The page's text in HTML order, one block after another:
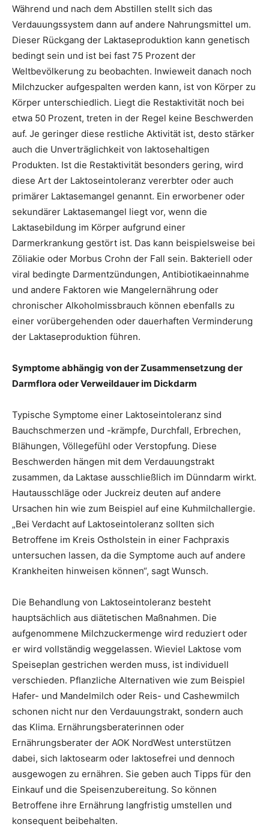
Während und nach dem Abstillen stellt sich das
Verdauungssystem dann auf andere Nahrungsmittel um.
Dieser Rückgang der Laktaseproduktion kann genetisch
bedingt sein und ist bei fast 75 Prozent der
Weltbevölkerung zu beobachten. Inwieweit danach noch
Milchzucker aufgespalten werden kann, ist von Körper zu
Körper unterschiedlich. Liegt die Restaktivität noch bei
etwa 50 Prozent, treten in der Regel keine Beschwerden
auf. Je geringer diese restliche Aktivität ist, desto stärker
auch die Unverträglichkeit von laktosehaltigen
Produkten. Ist die Restaktivität besonders gering, wird
diese Art der Laktoseintoleranz vererbter oder auch
primärer Laktasemangel genannt. Ein erworbener oder
sekundärer Laktasemangel liegt vor, wenn die
Laktasebildung im Körper aufgrund einer
Darmerkrankung gestört ist. Das kann beispielsweise bei
Zöliakie oder Morbus Crohn der Fall sein. Bakteriell oder
viral bedingte Darmentzündungen, Antibiotikaeinnahme
und andere Faktoren wie Mangelernährung oder
chronischer Alkoholmissbrauch können ebenfalls zu
einer vorübergehenden oder dauerhaften Verminderung
der Laktaseproduktion führen.
Symptome abhängig von der Zusammensetzung der
Darmflora oder Verweildauer im Dickdarm
Typische Symptome einer Laktoseintoleranz sind
Bauchschmerzen und -krämpfe, Durchfall, Erbrechen,
Blähungen, Völlegefühl oder Verstopfung. Diese
Beschwerden hängen mit dem Verdauungstrakt
zusammen, da Laktase ausschließlich im Dünndarm wirkt.
Hautausschläge oder Juckreiz deuten auf andere
Ursachen hin wie zum Beispiel auf eine Kuhmilchallergie.
„Bei Verdacht auf Laktoseintoleranz sollten sich
Betroffene im Kreis Ostholstein in einer Fachpraxis
untersuchen lassen, da die Symptome auch auf andere
Krankheiten hinweisen können“, sagt Wunsch.
Die Behandlung von Laktoseintoleranz besteht
hauptsächlich aus diätetischen Maßnahmen. Die
aufgenommene Milchzuckermenge wird reduziert oder
er wird vollständig weggelassen. Wieviel Laktose vom
Speiseplan gestrichen werden muss, ist individuell
verschieden. Pflanzliche Alternativen wie zum Beispiel
Hafer- und Mandelmilch oder Reis- und Cashewmilch
schonen nicht nur den Verdauungstrakt, sondern auch
das Klima. Ernährungsberaterinnen oder
Ernährungsberater der AOK NordWest unterstützen
dabei, sich laktosearm oder laktosefrei und dennoch
ausgewogen zu ernähren. Sie geben auch Tipps für den
Einkauf und die Speisenzubereitung. So können
Betroffene ihre Ernährung langfristig umstellen und
konsequent beibehalten.